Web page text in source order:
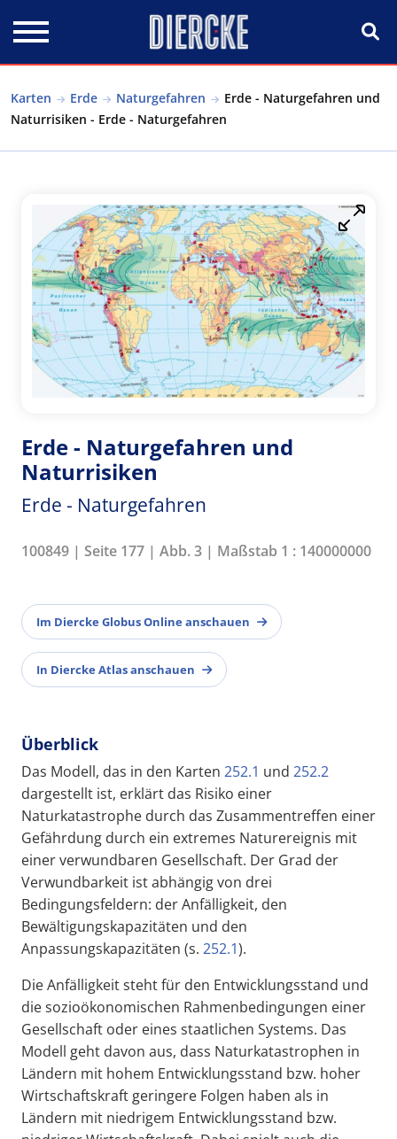
Karten Erde Naturgefahren
Erde - Naturgefahren und
Naturrisiken - Erde - Naturgefahren
Erde - Naturgefahren und
Naturrisiken
Erde - Naturgefahren
100849 | Seite 177 | Abb. 3 | Maßstab 1 : 140000000
Im Diercke Globus Online anschauen
In Diercke Atlas anschauen
Überblick
Das Modell, das in den Karten 252.1 und 252.2
dargestellt ist, erklärt das Risiko einer
Naturkatastrophe durch das Zusammentreffen einer
Gefährdung durch ein extremes Naturereignis mit
einer verwundbaren Gesellschaft. Der Grad der
Verwundbarkeit ist abhängig von drei
Bedingungsfeldern: der Anfälligkeit, den
Bewältigungskapazitäten und den
Anpassungskapazitäten (s. 252.1).
Die Anfälligkeit steht für den Entwicklungsstand und
die sozioökonomischen Rahmenbedingungen einer
Gesellschaft oder eines staatlichen Systems. Das
Modell geht davon aus, dass Naturkatastrophen in
Ländern mit hohem Entwicklungsstand bzw. hoher
Wirtschaftskraft geringere Folgen haben als in
Ländern mit niedrigem Entwicklungsstand bzw.